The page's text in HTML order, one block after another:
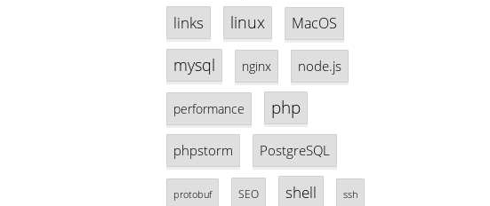
links linux MacOS
mysql nginx node.js
performance php
phpstorm PostgreSQL
protobuf SEO shell ssh